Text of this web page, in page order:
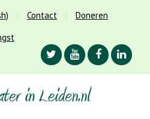
Contact
Doneren